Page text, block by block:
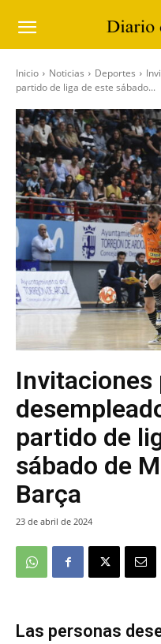
Inicio Noticias Deportes
partido de liga de este sábado...
Invitaciones
partido de
sábado de
Barça
23 de abril de 2024
Las personas